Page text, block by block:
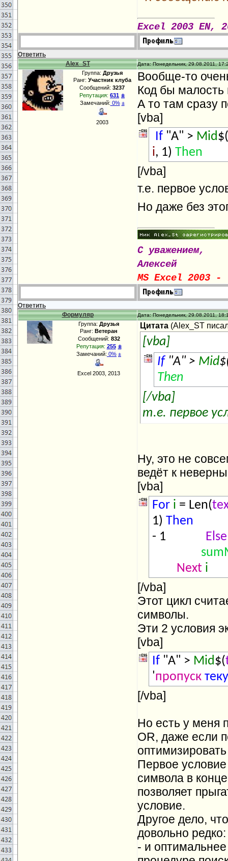
Excel 2003 EN,
Ответить
Alex_ST
Дата: Понедельник, 29.08.2011,
Группа: Друзья
Ранг: Участник клуба
Сообщений: 3237
Репутация: 631 ±
Замечаний: 0% ±
2003
Вообще-то
Код бы малость
А то там сразу
[vba]
If "A" > Mid$(
i, 1) Then
[/vba]
т.е. первое
Но даже без
С уважением,
Алексей
MS Excel 2003
Ответить
Формуляр
Дата: Понедельник, 29.08.2011,
Группа: Друзья
Ранг: Ветеран
Сообщений: 832
Репутация: 255 ±
Замечаний: 0% ±
Excel 2003, 2013
Цитата (Alex_ST
[vba]
If"A" > Mid
Then
[/vba]
т.е. первое
Ну, это не
ведёт к
[vba]
For i = Len(
1) Then
- 1 Else
Next i
[/vba]
Этот цикл
символы.
Эти 2 условия
[vba]
If "A" > Mid$(
'пропуск
[/vba]
Но есть у меня
OR, даже если
Первое
символа в
позволяет
условие.
Другое дело,
довольно
- и